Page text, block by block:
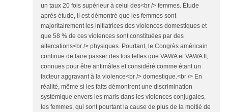
un taux 20 fois supérieur à celui des<br /> femmes. Étude
après étude, il est démontré que les femmes sont
majoritairement les initiatrices des violences domestiques et
que 58 % de ces violences sont constituées par des
altercations<br /> physiques. Pourtant, le Congrès américain
continue de faire passer des lois telles que VAWA et VAWA II,
connues pour être antimâles et considéré comme étant un
facteur aggravant à la violence<br /> domestique.<br /> En
réalité, même si les faits démontrent une discrimination
systémique envers les maris dans les violences conjugales,
les femmes, qui sont pourtant la cause de plus de la moitié de